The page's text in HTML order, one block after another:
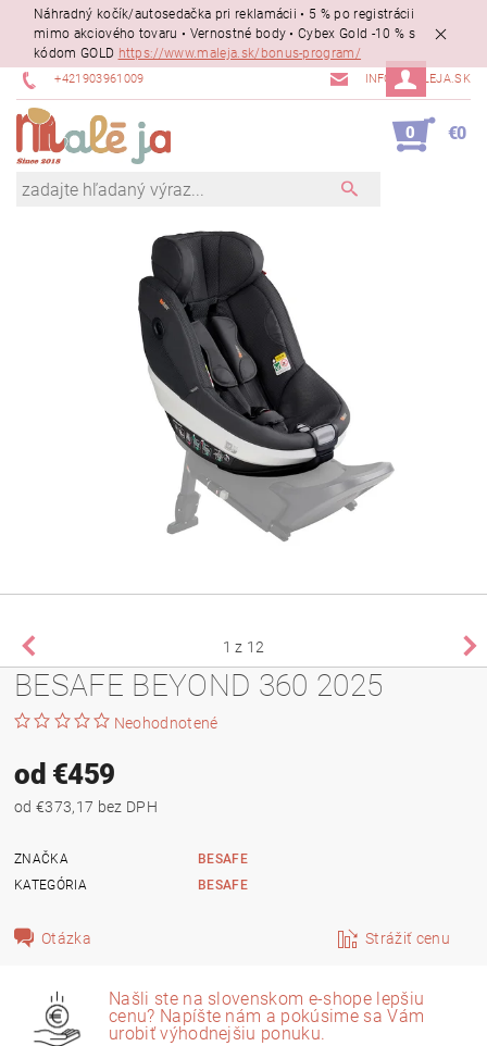
Náhradný kočík/autosedačka pri reklamácii • 5 % po registrácii
mimo akciového tovaru • Vernostné body • Cybex Gold -10 % s
kódom GOLD https://www.maleja.sk/bonus-program/
+421903961009 INFO@MALEJA.SK
0 €0
1 z 12
BESAFE BEYOND 360 2025
Neohodnotené
od €459
od €373,17 bez DPH
ZNAČKA
BESAFE
KATEGÓRIA
BESAFE
Otázka Strážiť cenu
Našli ste na slovenskom e-shope lepšiu
cenu? Napíšte nám a pokúsime sa Vám
urobiť výhodnejšiu ponuku.